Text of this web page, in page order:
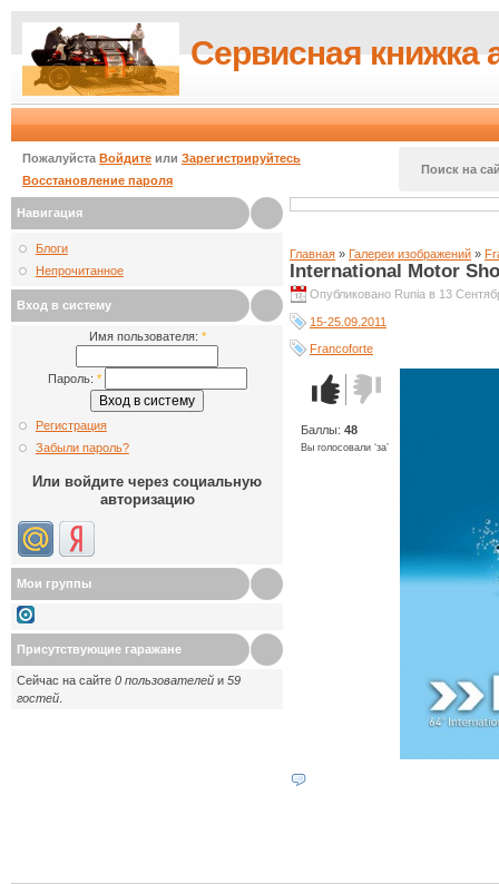
Сервисная книжка
Пожалуйста Войдите или Зарегистрируйтесь
Восстановление пароля
Поиск на
Навигация
Блоги
Непрочитанное
Вход в систему
Имя пользователя: *
Пароль: *
Регистрация
Забыли пароль?
Или войдите через социальную
авторизацию
Мои группы
Присутствующие гаражане
Сейчас на сайте 0 пользователей и 59
гостей
Главная » Галереи изображений »
International Motor
Опубликовано Runia в 13
15-25.09.2011
Francoforte
Голос за!Голос
против!
Баллы: 48
Вы голосовали ‘за’